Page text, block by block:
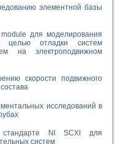
элементной базы
для моделирования
целью отладки систем
на электроподвижном
скорости подвижного
исследований в
Nl SCXI для
систем